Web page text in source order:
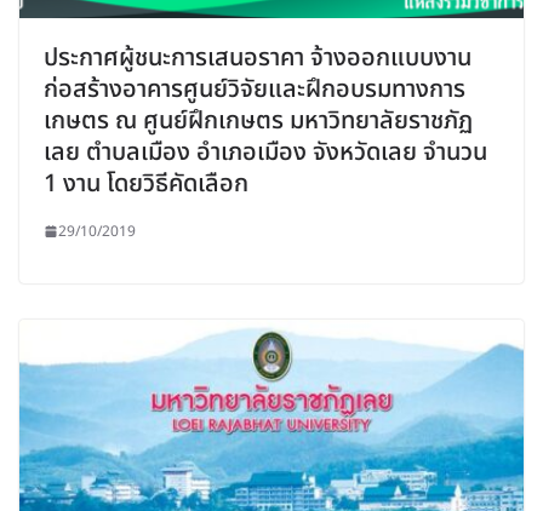
ประกาศผู้ชนะการเสนอราคา จ้างออกแบบงาน
ก่อสร้างอาคารศูนย์วิจัยและฝึกอบรมทางการ
เกษตร ณ ศูนย์ฝึกเกษตร มหาวิทยาลัยราชภัฏ
เลย ตำบลเมือง อำเภอเมือง จังหวัดเลย จำนวน
1 งาน โดยวิธีคัดเลือก
29/10/2019